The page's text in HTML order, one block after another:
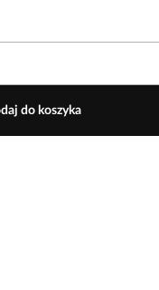
do koszyka